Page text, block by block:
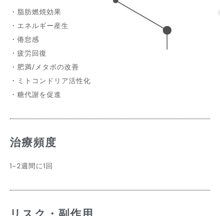
・脂肪燃焼効果
・エネルギー産生
・倦怠感
・疲労回復
・肥満/メタボの改善
・ミトコンドリア活性化
・糖代謝を促進
治療頻度
1~2週間に1回